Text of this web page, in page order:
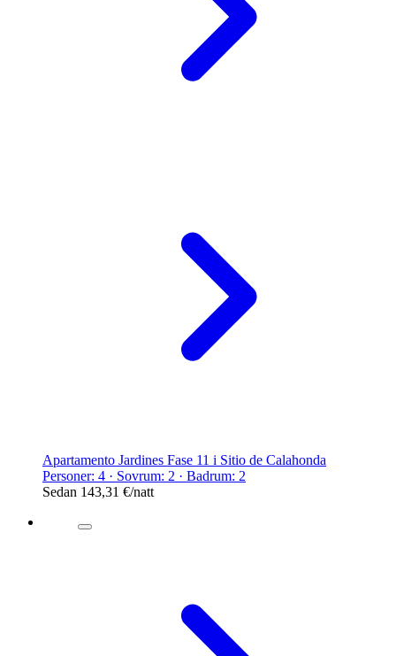
Apartamento Jardines Fase 11 i Sitio de Calahonda
Personer: 4 · Sovrum: 2 · Badrum: 2
Sedan 143,31 €/natt